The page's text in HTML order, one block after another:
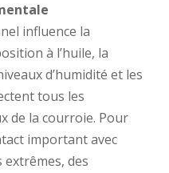
influence la
à l’huile, la
d’humidité et les
tous les
de la courroie. Pour
important avec
des